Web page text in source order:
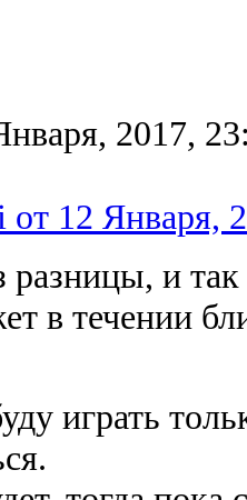
2017,
12 Января,
разницы, и
в течении
играть